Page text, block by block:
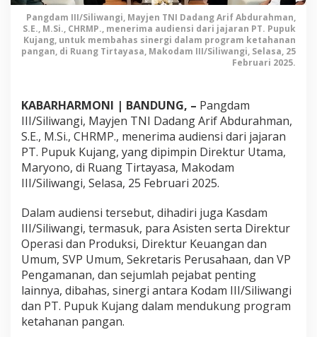
a
n
g
i
i
m
a
u
d
i
n
s
i
P
T
.
P
p
Pangdam III/Siliwangi, Mayjen TNI Dadang Arif Abdurahman,
S.E., M.Si., CHRMP., menerima audiensi dari jajaran PT. Pupuk
Kujang, untuk membahas sinergi dalam program ketahanan
pangan, di Ruang Tirtayasa, Makodam III/Siliwangi, Selasa, 25
Februari 2025.
KABARHARMONI | BANDUNG, – Pangdam
III/Siliwangi, Mayjen TNI Dadang Arif Abdurahman,
S.E., M.Si., CHRMP., menerima audiensi dari jajaran
PT. Pupuk Kujang, yang dipimpin Direktur Utama,
Maryono, di Ruang Tirtayasa, Makodam
III/Siliwangi, Selasa, 25 Februari 2025.
Dalam audiensi tersebut, dihadiri juga Kasdam
III/Siliwangi, termasuk, para Asisten serta Direktur
Operasi dan Produksi, Direktur Keuangan dan
Umum, SVP Umum, Sekretaris Perusahaan, dan VP
Pengamanan, dan sejumlah pejabat penting
lainnya, dibahas, sinergi antara Kodam III/Siliwangi
dan PT. Pupuk Kujang dalam mendukung program
ketahanan pangan.